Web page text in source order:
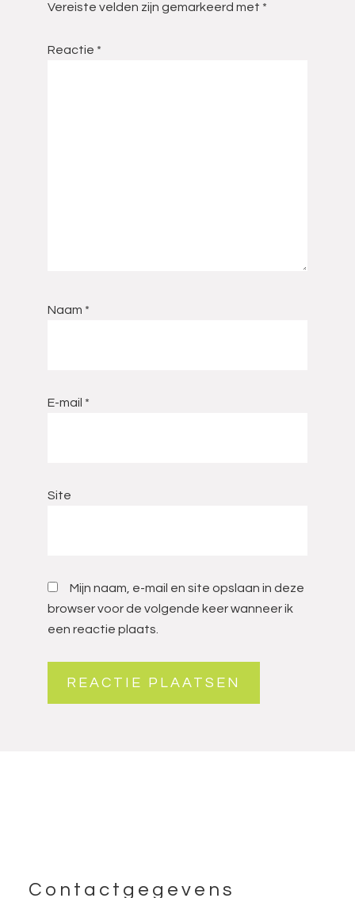
Vereiste velden zijn gemarkeerd met *
Reactie *
Naam *
E-mail *
Site
Mijn naam, e-mail en site opslaan in deze
browser voor de volgende keer wanneer ik
een reactie plaats.
Footer
Contactgegevens